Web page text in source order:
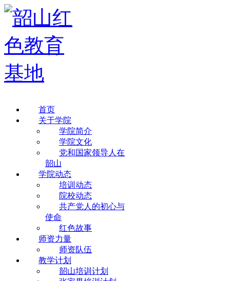
首页
关于学院
学院简介
学院文化
党和国家领导人在
韶山
学院动态
培训动态
院校动态
共产党人的初心与
使命
红色故事
师资力量
师资队伍
教学计划
韶山培训计划